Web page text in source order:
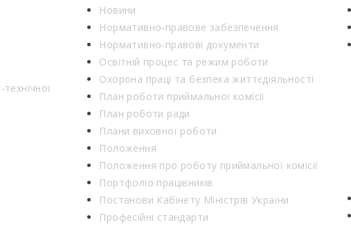
Новини
Нормативно-правове забезпечення
Нормативно-правові документи
Освітній процес та режим роботи
Охорона праці та безпека життєдіяльності
План роботи приймальної комісії
План роботи ради
Плани виховної роботи
Положення
Положення про роботу приймальної комісії
Портфоліо працівників
Постанови Кабінету Міністрів України
Професійні стандарти